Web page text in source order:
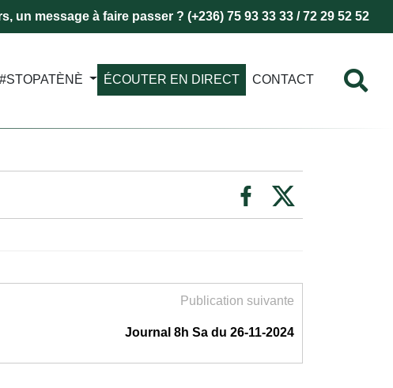
un message à faire passer ? (+236) 75 93 33 33 / 72 29 52 52
#STOPATÈNÈ ÉCOUTER EN DIRECT CONTACT
Publication suivante
Journal 8h Sa du 26-11-2024